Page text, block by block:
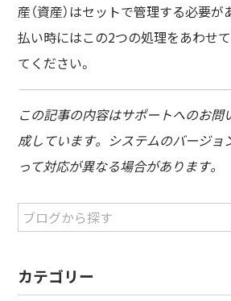
産（資産）はセットで管理する必要が
払い時にはこの2つの処理をあわせ
てください。
この記事の内容はサポートへのお問
成しています。 システムのバージ
って対応が異なる場合があります。
カテゴリー